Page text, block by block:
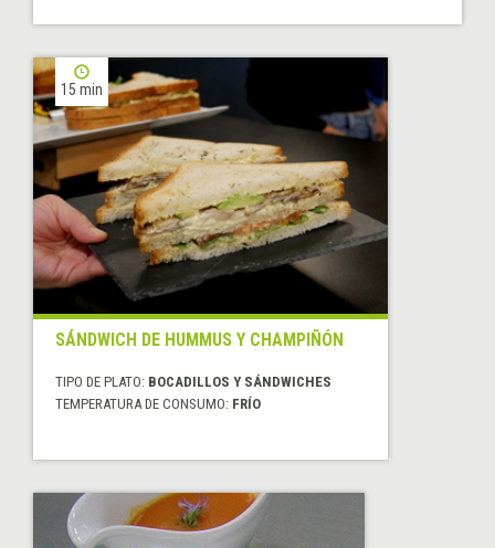
15 min
SÁNDWICH DE HUMMUS Y CHAMPIÑÓN
TIPO DE PLATO: BOCADILLOS Y SÁNDWICHES
TEMPERATURA DE CONSUMO: FRÍO